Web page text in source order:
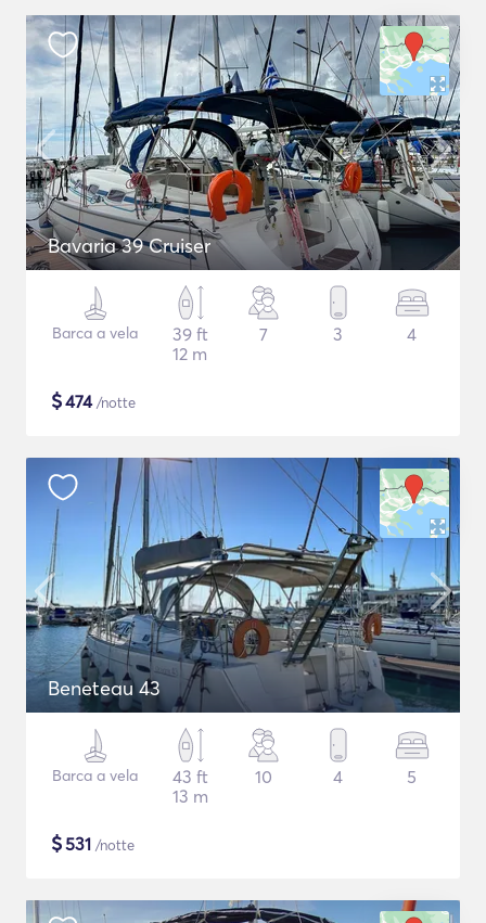
Bavaria 39 Cruiser
Barca a vela
39 ft
12 m
7 3 4
$474/notte
Beneteau 43
Barca a vela
43 ft
13 m
10 4 5
$531 /notte